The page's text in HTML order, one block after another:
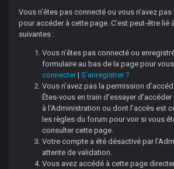
Vous n’êtes pas connecté ou vous n’avez
pour accéder à cette page. C’est peut-être lié
suivantes :
Vous n’êtes pas connecté ou
formulaire au bas de la page pour
connecter|S’enregistrer ?
Vous n’avez pas la permission
Êtes-vous en train d’essayer
à l’Administration ou dont l’accès est
les règles du forum pour voir si vous
consulter cette page.
Votre compte a été désactivé par
attente de validation.
Vous avez accédé à cette page